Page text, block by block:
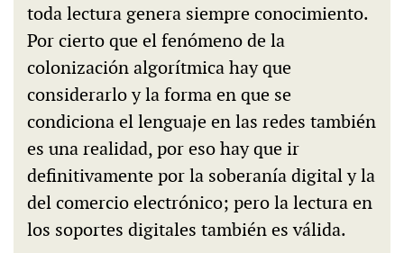
toda lectura genera siempre conocimiento.
Por cierto que el fenómeno de la
colonización algorítmica hay que
considerarlo y la forma en que se
condiciona el lenguaje en las redes también
es una realidad, por eso hay que ir
definitivamente por la soberanía digital y la
del comercio electrónico; pero la lectura en
los soportes digitales también es válida.